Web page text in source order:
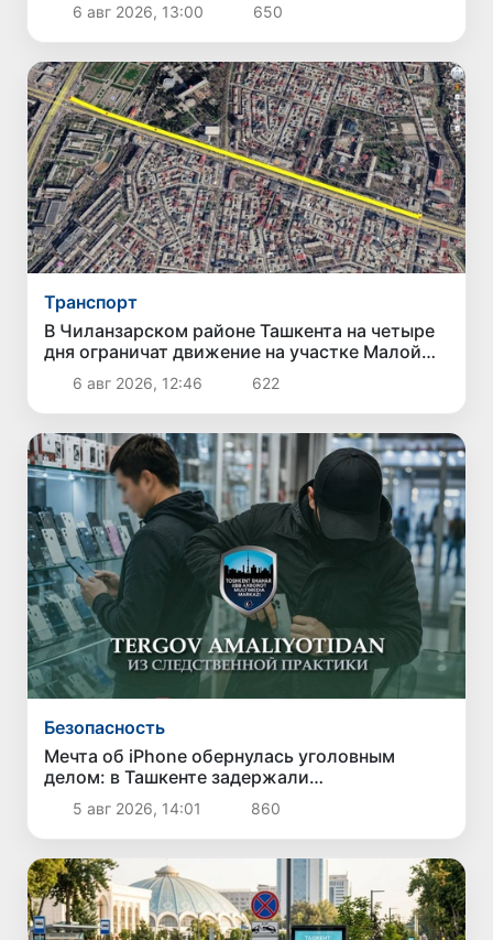
6 авг 2026, 13:00 650
Транспорт
В Чиланзарском районе Ташкента на четыре
дня ограничат движение на участке Малой
кольцевой дороги
6 авг 2026, 12:46 622
Безопасность
Мечта об iPhone обернулась уголовным
делом: в Ташкенте задержали
подозреваемого в краже дорогого
смартфона
5 авг 2026, 14:01 860